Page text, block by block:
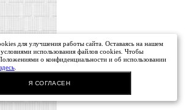
для улучшения работы сайта. Оставаясь на нашем
условиями использования файлов cookies. Чтобы
о конфиденциальности и об использовании
Я СОГЛАСЕН